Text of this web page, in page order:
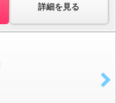
詳細を見る